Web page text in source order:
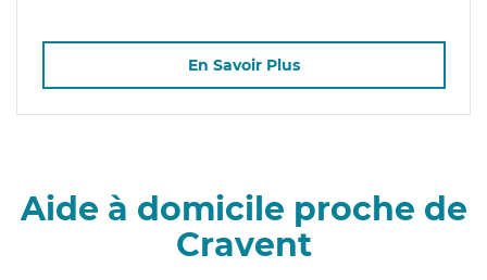
En Savoir Plus
Aide à domicile proche de
Cravent